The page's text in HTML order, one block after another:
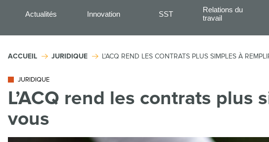
Actualités Innovation SST
Relations du
travail
ACCUEIL JURIDIQUE L'ACQ REND LES CONTRATS PLUS SIMPLES À
JURIDIQUE
L’ACQ rend les contrats plus
vous